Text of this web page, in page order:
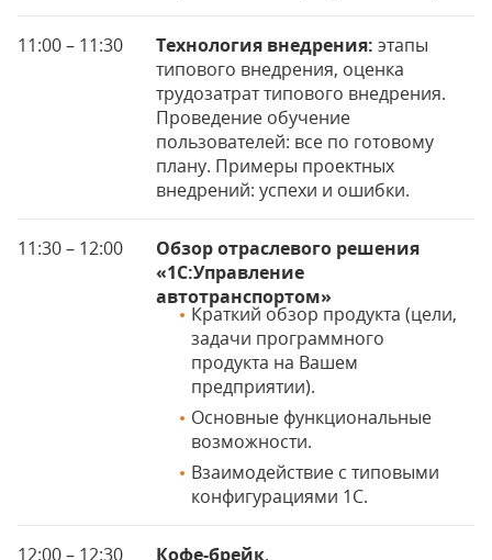
11:00 – 11:30 Технология внедрения: этапы
типового внедрения, оценка
трудозатрат типового внедрения.
Проведение обучение
пользователей: все по готовому
плану. Примеры проектных
внедрений: успехи и ошибки.
11:30 – 12:00
Обзор отраслевого решения
«1С:Управление
автотранспортом»
Краткий обзор продукта (цели,
задачи программного
продукта на Вашем
предприятии).
Основные функциональные
возможности.
Взаимодействие с типовыми
конфигурациями 1С.
12:00 – 12:30 Кофе-брейк.